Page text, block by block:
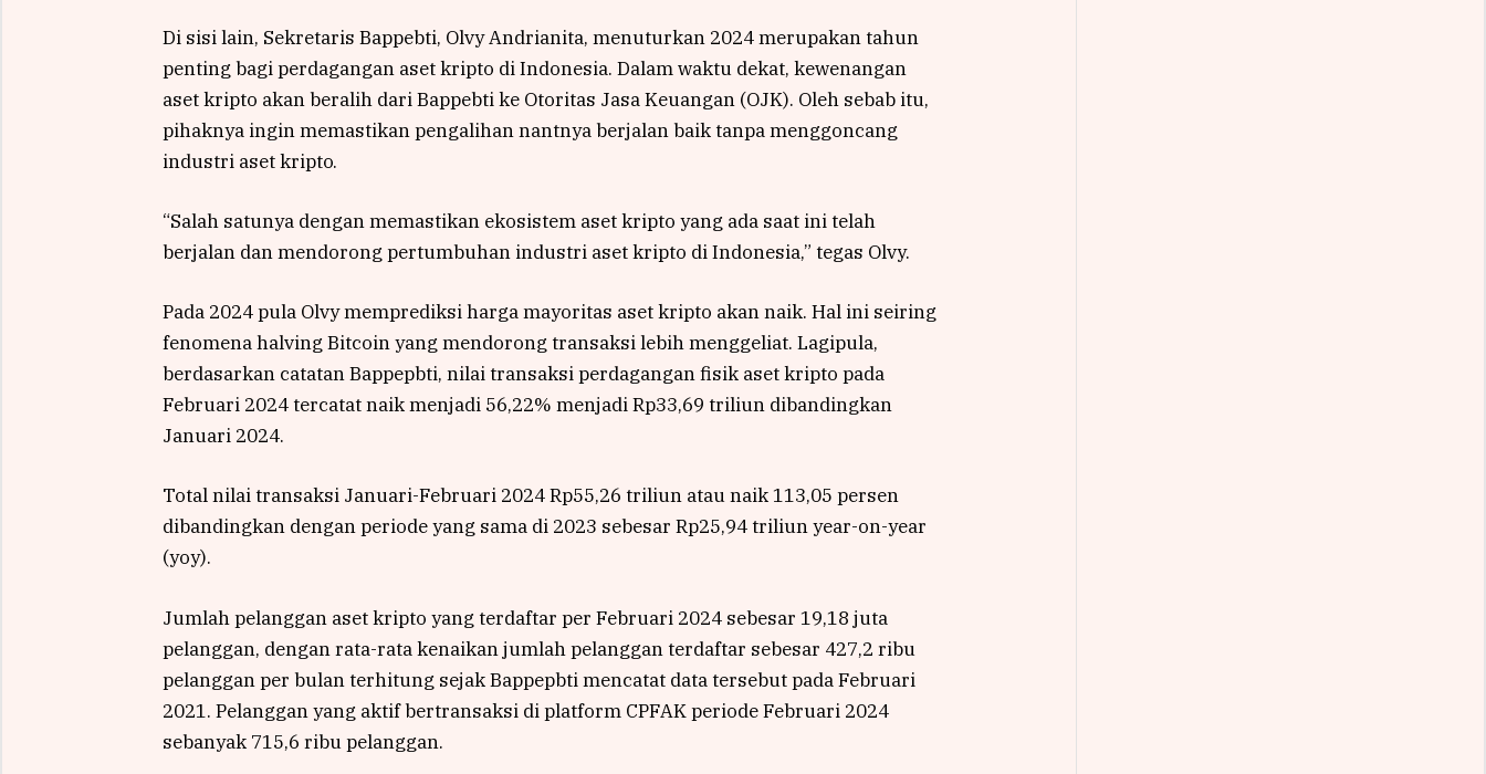
Di sisi lain, Sekretaris Bappebti, Olvy Andrianita, menuturkan 2024 merupakan tahun
penting bagi perdagangan aset kripto di Indonesia. Dalam waktu dekat, kewenangan
aset kripto akan beralih dari Bappebti ke Otoritas Jasa Keuangan (OJK). Oleh sebab itu,
pihaknya ingin memastikan pengalihan nantnya berjalan baik tanpa menggoncang
industri aset kripto.
“Salah satunya dengan memastikan ekosistem aset kripto yang ada saat ini telah
berjalan dan mendorong pertumbuhan industri aset kripto di Indonesia,” tegas Olvy.
Pada 2024 pula Olvy memprediksi harga mayoritas aset kripto akan naik. Hal ini seiring
fenomena halving Bitcoin yang mendorong transaksi lebih menggeliat. Lagipula,
berdasarkan catatan Bappepbti, nilai transaksi perdagangan fisik aset kripto pada
Februari 2024 tercatat naik menjadi 56,22% menjadi Rp33,69 triliun dibandingkan
Januari 2024.
Total nilai transaksi Januari-Februari 2024 Rp55,26 triliun atau naik 113,05 persen
dibandingkan dengan periode yang sama di 2023 sebesar Rp25,94 triliun year-on-year
(yoy).
Jumlah pelanggan aset kripto yang terdaftar per Februari 2024 sebesar 19,18 juta
pelanggan, dengan rata-rata kenaikan jumlah pelanggan terdaftar sebesar 427,2 ribu
pelanggan per bulan terhitung sejak Bappepbti mencatat data tersebut pada Februari
2021. Pelanggan yang aktif bertransaksi di platform CPFAK periode Februari 2024
sebanyak 715,6 ribu pelanggan.